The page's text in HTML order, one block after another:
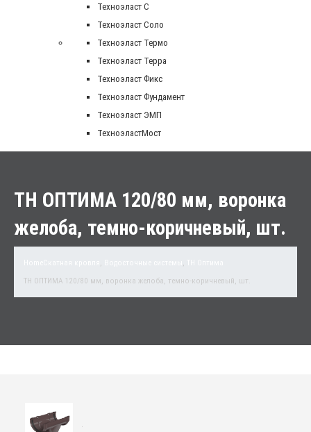
Техноэласт С
Техноэласт Соло
Техноэласт Термо
Техноэласт Терра
Техноэласт Фикс
Техноэласт Фундамент
Техноэласт ЭМП
ТехноэластМост
ТН ОПТИМА 120/80 мм, воронка
желоба, темно-коричневый, шт.
, ,
ТН ОПТИМА 120/80 мм, воронка желоба, темно-коричневый, шт.